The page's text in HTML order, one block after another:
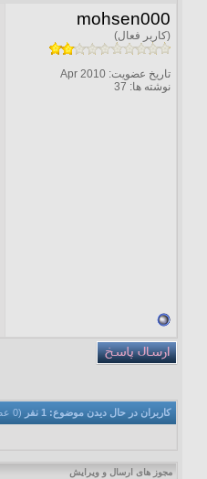
mohsen000
(کاربر فعال)
تاریخ عضویت: Apr 2010
نوشته ها: 37
کاربران در حال دیدن موضوع: 1 نفر (0 عضو و 1 مهمان)
مجوز های ارسال و ویرایش